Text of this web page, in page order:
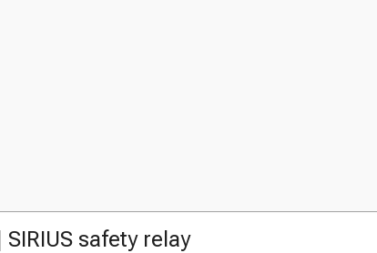
safety relay